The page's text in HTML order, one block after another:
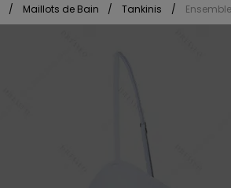
/ Maillots de Bain / Tankinis /